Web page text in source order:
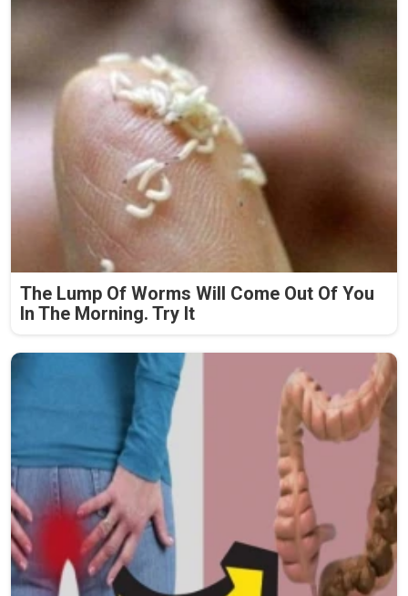
The Lump Of Worms Will Come Out Of You
In The Morning. Try It